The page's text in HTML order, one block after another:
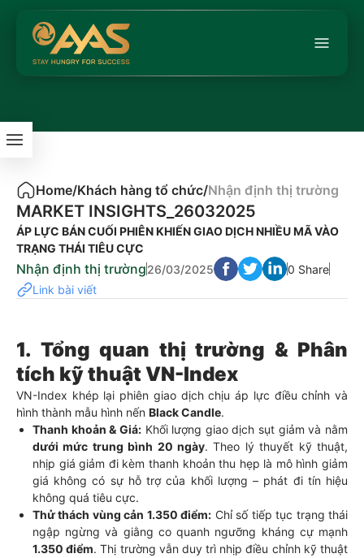
Home/Khách hàng tổ chức/Nhận định thị trường
MARKET INSIGHTS_26032025
ÁP LỰC BÁN CUỐI PHIÊN KHIẾN GIAO DỊCH NHIỀU MÃ VÀO
TRẠNG THÁI TIÊU CỰC
Nhận định thị trường26/03/2025
0 Share
Link bài viết
1. Tổng quan thị trường & Phân
tích kỹ thuật VN-Index
VN-Index khép lại phiên giao dịch chịu áp lực điều chỉnh và
hình thành mẫu hình nến Black Candle.
Thanh khoản & Giá:Khối lượng giao dịch sụt giảm và nằm
dưới mức trung bình 20 ngày. Theo lý thuyết kỹ thuật,
nhịp giá giảm đi kèm thanh khoản thu hẹp là mô hình giảm
giá không có sự hỗ trợ của khối lượng – phát đi tín hiệu
không quá tiêu cực.
Thử thách vùng cản 1.350 điểm: Chỉ số tiếp tục trạng thái
ngập ngừng và giằng co quanh ngưỡng kháng cự mạnh
1.350 điểm. Thị trường vẫn duy trì nhịp điều chỉnh kỹ thuật